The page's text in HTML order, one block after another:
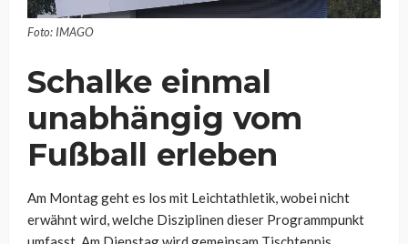
Foto: IMAGO
Schalke einmal
unabhängig vom
Fußball erleben
Am Montag geht es los mit Leichtathletik, wobei nicht
erwähnt wird, welche Disziplinen dieser Programmpunkt